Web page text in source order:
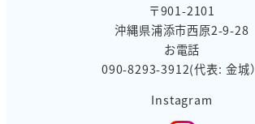
〒901-2101
沖縄県浦添市西原2-9-28
お電話
090-8293-3912(代表: 金城）
Instagram